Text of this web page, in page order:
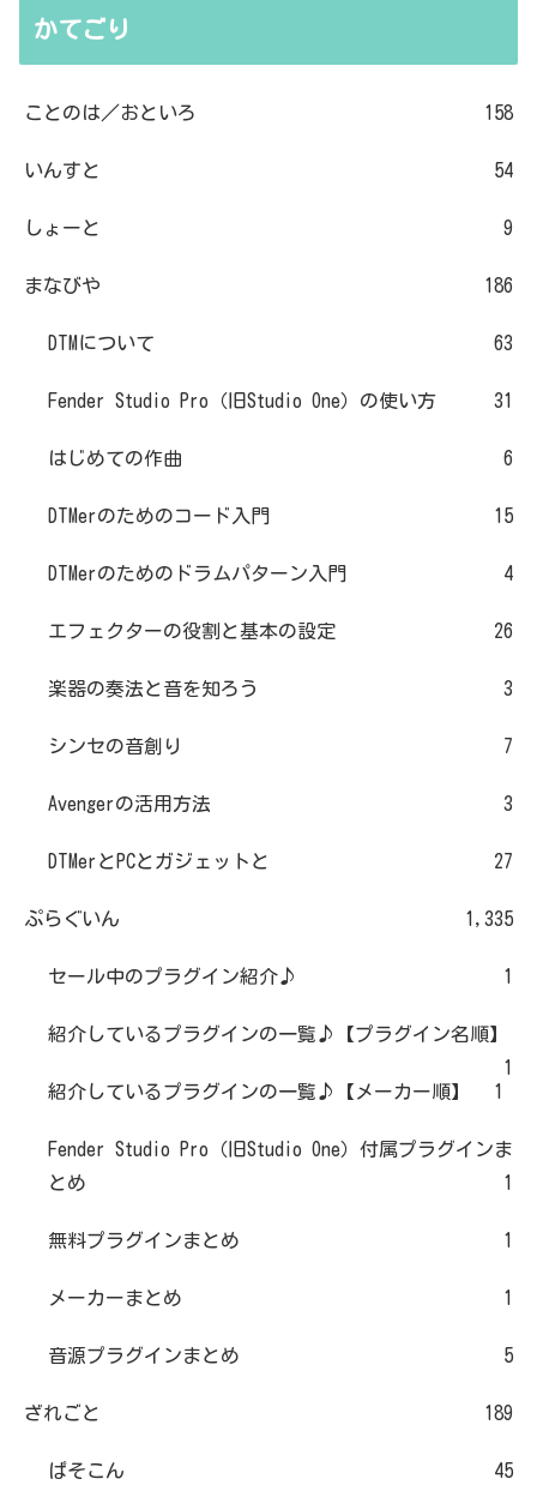
かてごり
ことのは／おといろ 158
いんすと 54
しょーと 9
まなびや 186
DTMについて 63
Fender Studio Pro（旧Studio One）の使い方 31
はじめての作曲 6
DTMerのためのコード入門 15
DTMerのためのドラムパターン入門 4
エフェクターの役割と基本の設定 26
楽器の奏法と音を知ろう 3
シンセの音創り 7
Avengerの活用方法 3
DTMerとPCとガジェットと 27
ぷらぐいん 1,335
セール中のプラグイン紹介♪ 1
紹介しているプラグインの一覧♪【プラグイン名順】
1
紹介しているプラグインの一覧♪【メーカー順】
1
Fender Studio Pro（旧Studio One）付属プラグインま
とめ
1
無料プラグインまとめ 1
メーカーまとめ 1
音源プラグインまとめ 5
ざれごと 189
ぱそこん 45